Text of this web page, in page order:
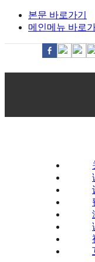
본문 바로가기
메인메뉴 바로가